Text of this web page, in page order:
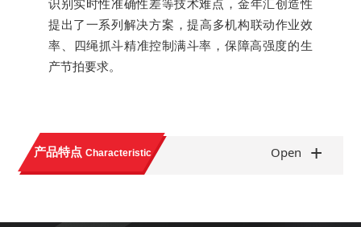
识别实时性准确性差等技术难点，金年汇创造性
提出了一系列解决方案，提高多机构联动作业效
率、四绳抓斗精准控制满斗率，保障高强度的生
产节拍要求。
产品特点Characteristic Open +